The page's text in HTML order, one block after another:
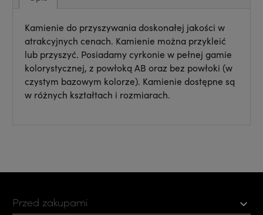
Kamienie do przyszywania doskonałej jakości w
atrakcyjnych cenach. Kamienie można przykleić
lub przyszyć. Posiadamy cyrkonie w pełnej gamie
kolorystycznej, z powłoką AB oraz bez powłoki (w
czystym bazowym kolorze). Kamienie dostępne są
w różnych kształtach i rozmiarach.
Przed zakupami 